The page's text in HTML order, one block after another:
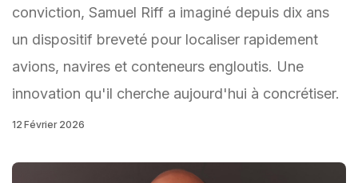
conviction, Samuel Riff a imaginé depuis dix ans
un dispositif breveté pour localiser rapidement
avions, navires et conteneurs engloutis. Une
innovation qu'il cherche aujourd'hui à concrétiser.
12 Février 2026